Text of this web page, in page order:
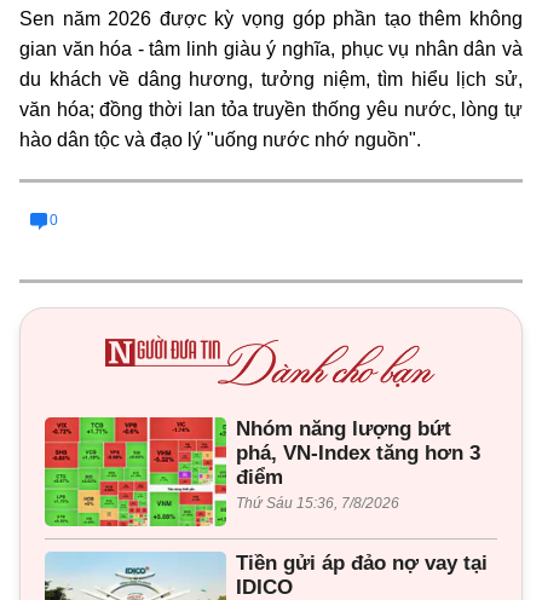
Sen năm 2026 được kỳ vọng góp phần tạo thêm không
gian văn hóa - tâm linh giàu ý nghĩa, phục vụ nhân dân và
du khách về dâng hương, tưởng niệm, tìm hiểu lịch sử,
văn hóa; đồng thời lan tỏa truyền thống yêu nước, lòng tự
hào dân tộc và đạo lý "uống nước nhớ nguồn".
0
Nhóm năng lượng bứt
phá, VN-Index tăng hơn 3
điểm
Thứ Sáu 15:36, 7/8/2026
Tiền gửi áp đảo nợ vay tại
IDICO